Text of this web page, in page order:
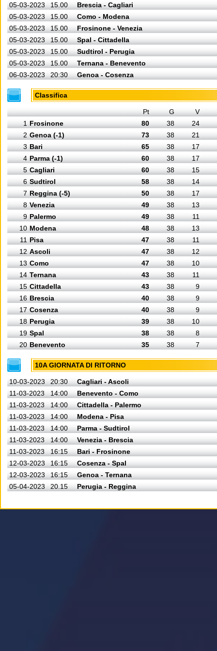
05-03-2023
15.00
Brescia - Cagliari
05-03-2023
15.00
Como - Modena
05-03-2023
15.00
Frosinone - Venezia
05-03-2023
15.00
Spal - Cittadella
05-03-2023
15.00
Sudtirol - Perugia
05-03-2023
15.00
Ternana - Benevento
06-03-2023
20:30 Genoa - Cosenza
Classifica
Pt G
V
1 Frosinone 80 38
24
2 Genoa (-1) 73 38
21
3 Bari 65 38
17
4 Parma (-1) 60 38
17
5 Cagliari 60 38
15
6 Sudtirol 58 38
14
7 Reggina (-5) 50 38
17
8 Venezia 49 38
13
9 Palermo 49 38
11
10 Modena 48 38
13
11 Pisa 47 38
11
12 Ascoli 47 38
12
13 Como 47 38
10
14 Ternana 43 38
11
15 Cittadella 43 38
9
16 Brescia 40 38
9
17 Cosenza 40 38
9
18 Perugia 39 38
10
19 Spal 38 38
8
20 Benevento 35 38 7
10A GIORNATA DI RITORNO
10-03-2023 20:30
Cagliari - Ascoli
11-03-2023
14:00
Benevento - Como
11-03-2023
14:00
Cittadella - Palermo
11-03-2023
14:00
Modena - Pisa
11-03-2023
14:00
Parma - Sudtirol
11-03-2023
14:00
Venezia - Brescia
11-03-2023
16:15
Bari - Frosinone
12-03-2023
16:15
Cosenza - Spal
12-03-2023
16:15
Genoa - Ternana
05-04-2023
20.15 Perugia - Reggina